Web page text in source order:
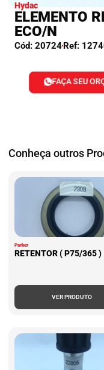
Hydac
ELEMENTO
ECO/N
Cód: 20724Ref:
FAÇA SEU
Conheça outros
Parker
RETENTOR ( P75/365 )
VER PRODUTO